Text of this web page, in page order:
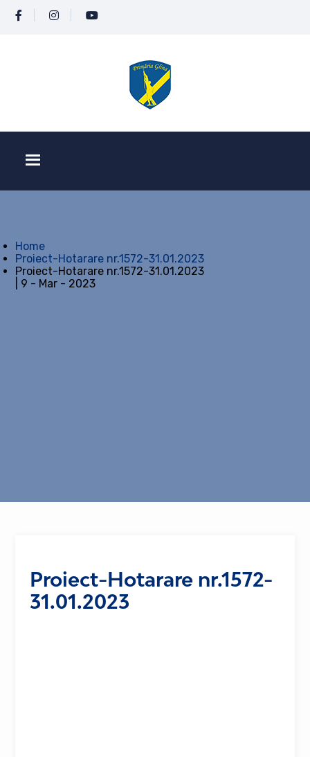
Home
Proiect-Hotarare nr.1572-31.01.2023
Proiect-Hotarare nr.1572-31.01.2023
| 9 - Mar - 2023
Proiect-Hotarare nr.1572-
31.01.2023